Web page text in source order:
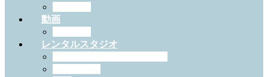
動画
レンタルスタジオ